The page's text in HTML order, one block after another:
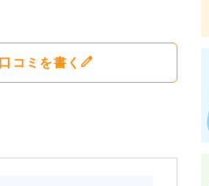
口コミを書く